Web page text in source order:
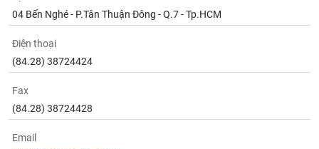
04 Bến Nghé - P.Tân Thuận Đông - Q.7 - Tp.HCM
Điện thoại
(84.28) 38724424
Fax
(84.28) 38724428
Email
(-)
Bài
viết
tác
giả
(-)